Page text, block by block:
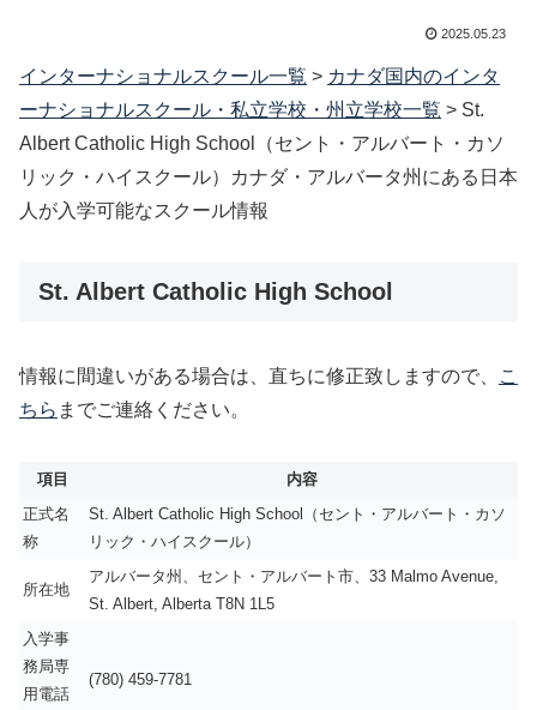
2025.05.23
インターナショナルスクール一覧 > カナダ国内のインタ
ーナショナルスクール・私立学校・州立学校一覧 > St.
Albert Catholic High School（セント・アルバート・カソ
リック・ハイスクール）カナダ・アルバータ州にある日本
人が入学可能なスクール情報
St. Albert Catholic High School
情報に間違いがある場合は、直ちに修正致しますので、
こ
ちら までご連絡ください。
項目
内容
正式名
称
St. Albert Catholic High School（セント・アルバート・カソ
リック・ハイスクール）
所在地
アルバータ州、セント・アルバート市、33 Malmo Avenue,
St. Albert, Alberta T8N 1L5
入学事
務局専
用電話
(780) 459-7781